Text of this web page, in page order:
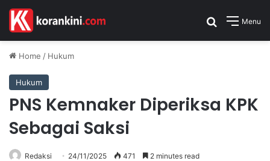
Menu
Search for
Home / Hukum
Hukum
PNS Kemnaker Diperiksa KPK
Sebagai Saksi
Redaksi 24/11/2025 471 2 minutes read